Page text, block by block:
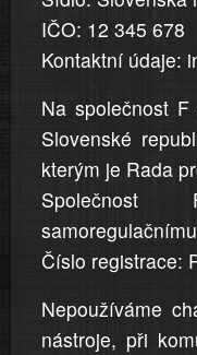
a
úplná
IČO: 12 345 678
Kontaktní údaje:
Na společnost
Slovenské
kterým je Rada
Číslo registrace:
Nepoužíváme
nástroje, při